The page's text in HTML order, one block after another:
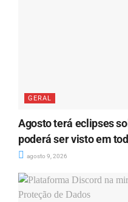
GERAL
Agosto terá eclipses
poderá ser visto em
agosto 9, 2026